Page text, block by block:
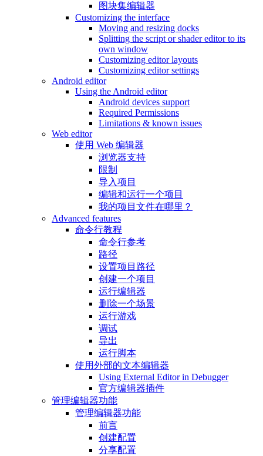
图块集编辑器
Customizing the interface
Moving and resizing docks
Splitting the script or shader editor to its
own window
Customizing editor layouts
Customizing editor settings
Android editor
Using the Android editor
Android devices support
Required Permissions
Limitations & known issues
Web editor
使用 Web 编辑器
浏览器支持
限制
导入项目
编辑和运行一个项目
我的项目文件在哪里？
Advanced features
命令行教程
命令行参考
路径
设置项目路径
创建一个项目
运行编辑器
删除一个场景
运行游戏
调试
导出
运行脚本
使用外部的文本编辑器
Using External Editor in Debugger
官方编辑器插件
管理编辑器功能
管理编辑器功能
前言
创建配置
分享配置